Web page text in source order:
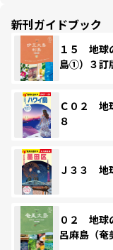
新刊ガイドブック
１５ 地球
島①）３訂
Ｃ０２ 地
８
Ｊ３３ 地
０２ 地
呂麻島（